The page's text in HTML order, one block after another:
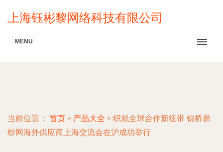
上海钰彬黎网络科技有限公司
MENU
当前位置： 首页 > 产品大全 > 织就全球合作新纽带 锦桥易
纱网海外供应商上海交流会在沪成功举行